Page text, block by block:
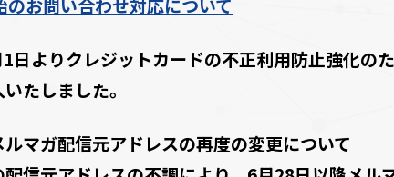
のお問い合わせ対応について
日よりクレジットカードの不正利用防止強化の
たしました。
マガ配信元アドレスの再度の変更について